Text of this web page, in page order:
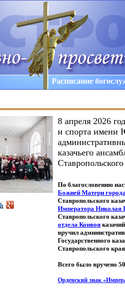
Расписание
8 апреля 2026
и спорта имени
казачьего
По благословению
Божией Матери
Ставропольского
Императора Николая
Ставропольского
отдела Конвоя
вручил
Государственного
Ставропольского края
Всего было вручено
Орденский знак